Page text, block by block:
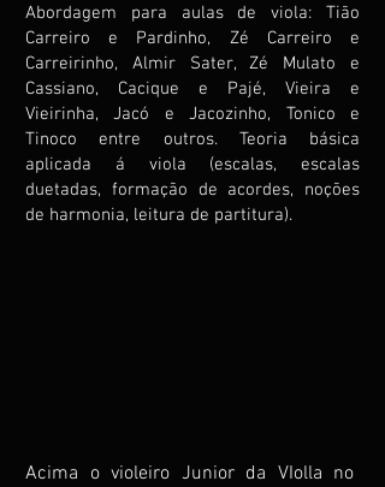
Abordagem para aulas de viola: Tião
Carreiro e Pardinho, Zé Carreiro e
Carreirinho, Almir Sater, Zé Mulato e
Cassiano, Cacique e Pajé, Vieira e
Vieirinha, Jacó e Jacozinho, Tonico e
Tinoco entre outros. Teoria básica
aplicada á viola (escalas, escalas
duetadas, formação de acordes, noções
de harmonia, leitura de partitura).
Acima o violeiro Junior da VIolla no